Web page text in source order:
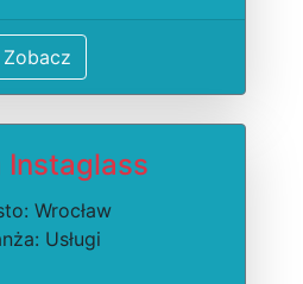
Zobacz
Instaglass
Wrocław
Usługi